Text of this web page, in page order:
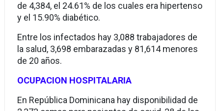
de 4,384, el 24.61% de los cuales era hipertenso
y el 15.90% diabético.
Entre los infectados hay 3,088 trabajadores de
la salud, 3,698 embarazadas y 81,614 menores
de 20 años.
OCUPACION HOSPITALARIA
En República Dominicana hay disponibilidad de